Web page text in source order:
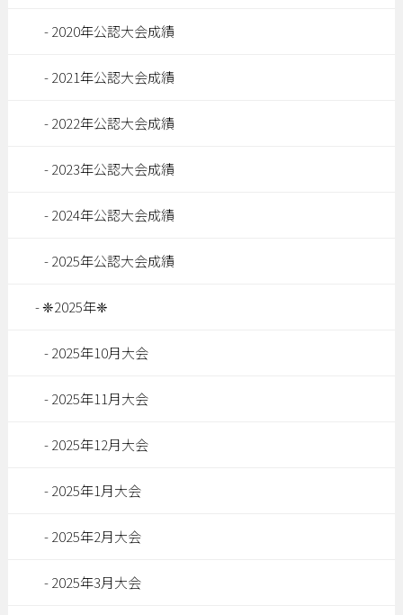
2020年公認大会成績
2021年公認大会成績
2022年公認大会成績
2023年公認大会成績
2024年公認大会成績
2025年公認大会成績
❈2025年❈
2025年10月大会
2025年11月大会
2025年12月大会
2025年1月大会
2025年2月大会
2025年3月大会